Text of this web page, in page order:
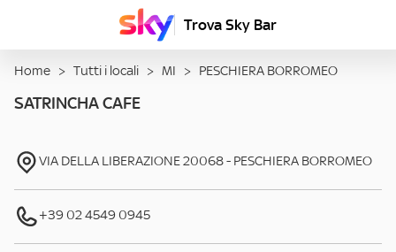
Trova Sky Bar
Home > Tutti i locali > MI > PESCHIERA BORROMEO
SATRINCHA CAFE
VIA DELLA LIBERAZIONE20068- PESCHIERA BORROMEO
+39 02 4549 0945